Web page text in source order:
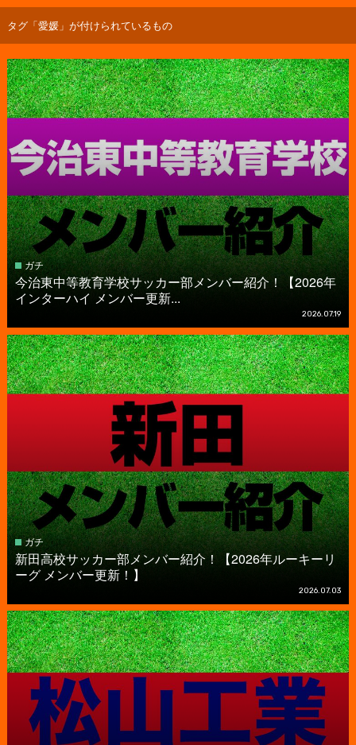
タグ「愛媛」が付けられているもの
ガチ
今治東中等教育学校サッカー部メンバー紹介！【2026年
インターハイ メンバー更新...
2026.07.19
ガチ
新田高校サッカー部メンバー紹介！【2026年ルーキーリ
ーグ メンバー更新！】
2026.07.03